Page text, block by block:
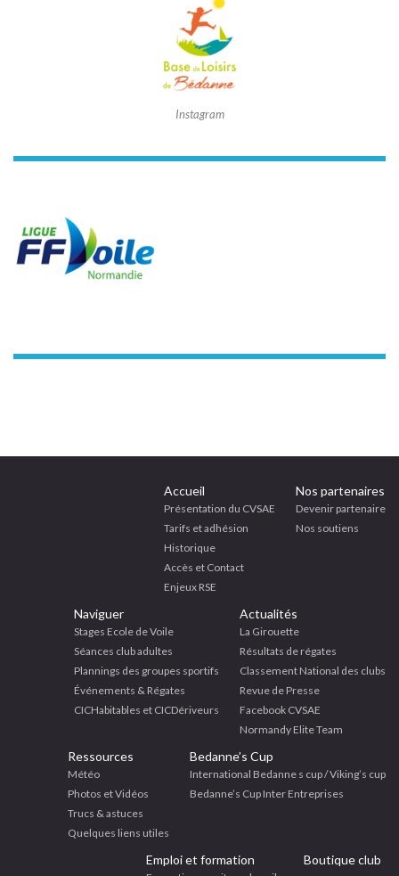
Instagram
Accueil
Présentation du CVSAE
Tarifs et adhésion
Historique
Accès et Contact
Enjeux RSE
Nos partenaires
Devenir partenaire
Nos soutiens
Naviguer
Stages Ecole de Voile
Séances club adultes
Plannings des groupes sportifs
Événements & Régates
CICHabitables et CICDériveurs
Actualités
La Girouette
Résultats de régates
Classement National des clubs
Revue de Presse
Facebook CVSAE
Normandy Elite Team
Ressources
Météo
Photos et Vidéos
Trucs & astuces
Quelques liens utiles
Bedanne’s Cup
International Bedanne s cup / Viking’s cup
Bedanne’s Cup Inter Entreprises
Emploi et formation Boutique club